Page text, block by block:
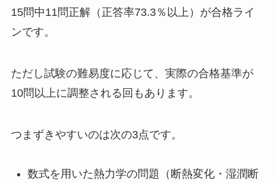
15問中11問正解（正答率73.3％以上）が合格ライ
ンです。
ただし試験の難易度に応じて、実際の合格基準が
10問以上に調整される回もあります。
つまずきやすいのは次の3点です。
数式を用いた熱力学の問題（断熱変化・湿潤断